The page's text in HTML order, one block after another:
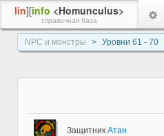
lin][info <Homunculus>
справочная база
NPC и монстры Уровни 61 - 70
Защитник Атан